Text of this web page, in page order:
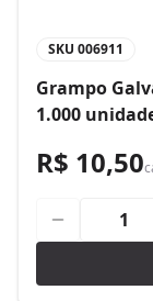
SKU 006911
Grampo
1.000
R$ 10,50